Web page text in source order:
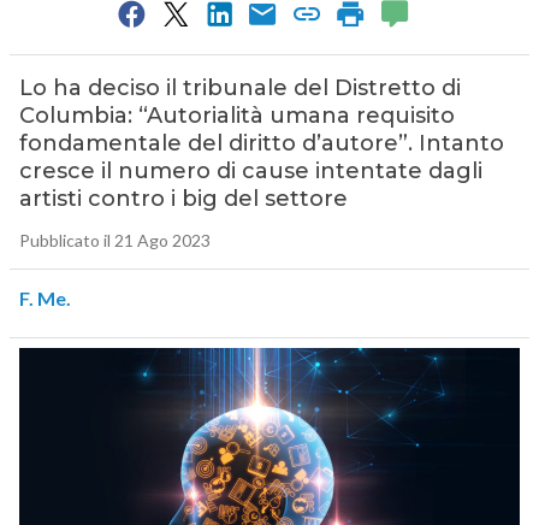
Lo ha deciso il tribunale del Distretto di
Columbia: “Autorialità umana requisito
fondamentale del diritto d’autore”. Intanto
cresce il numero di cause intentate dagli
artisti contro i big del settore
Pubblicato il 21 Ago 2023
F. Me.